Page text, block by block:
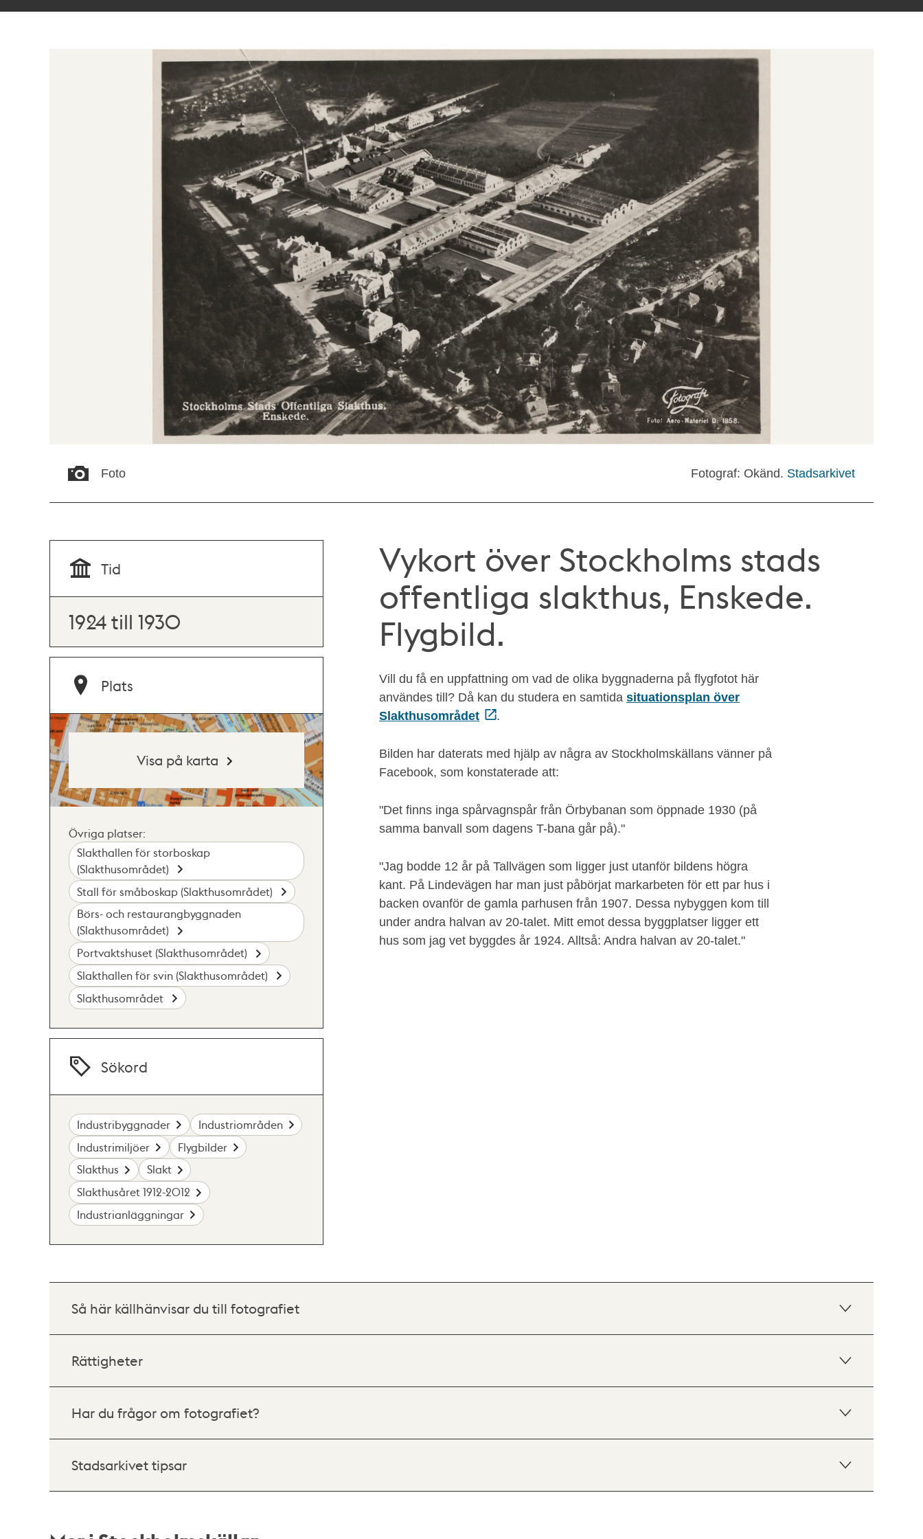
Foto Fotograf: Okänd. Stadsarkivet
Vykort över Stockholms stads
offentliga slakthus, Enskede.
Flygbild.
Vill du få en uppfattning om vad de olika byggnaderna på flygfotot här
användes till? Då kan du studera en samtida situationsplan över
Slakthusområdet
.
Bilden har daterats med hjälp av några av Stockholmskällans vänner på
Facebook, som konstaterade att:
"Det finns inga spårvagnspår från Örbybanan som öppnade 1930 (på
samma banvall som dagens T-bana går på)."
"Jag bodde 12 år på Tallvägen som ligger just utanför bildens högra
kant. På Lindevägen har man just påbörjat markarbeten för ett par hus i
backen ovanför de gamla parhusen från 1907. Dessa nybyggen kom till
under andra halvan av 20-talet. Mitt emot dessa byggplatser ligger ett
hus som jag vet byggdes år 1924. Alltså: Andra halvan av 20-talet."
Tid
1924 till 1930
Plats
Visa på karta
Övriga platser:
Slakthallen för storboskap
(Slakthusområdet)
Stall för småboskap (Slakthusområdet)
Börs- och restaurangbyggnaden
(Slakthusområdet)
Portvaktshuset (Slakthusområdet)
Slakthallen för svin (Slakthusområdet)
Slakthusområdet
Sökord
Industribyggnader
Industriområden
Industrimiljöer
Flygbilder
Slakthus
Slakt
Slakthusåret 1912-2012
Industrianläggningar
Så här källhänvisar du till fotografiet
Rättigheter
Har du frågor om fotografiet?
Stadsarkivet tipsar